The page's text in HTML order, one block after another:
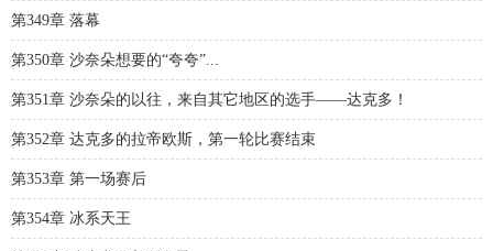
第349章 落幕
第350章 沙奈朵想要的“夸夸”...
第351章 沙奈朵的以往，来自其它地区的选手——达克多！
第352章 达克多的拉帝欧斯，第一轮比赛结束
第353章 第一场赛后
第354章 冰系天王